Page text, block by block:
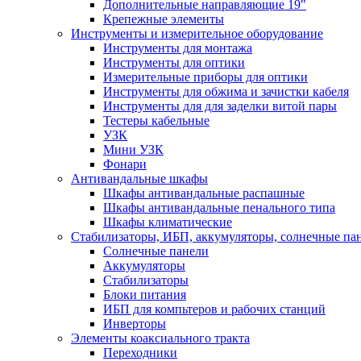
Дополнительные направляющие 19"
Крепежные элементы
Инструменты и измерительное оборудование
Инструменты для монтажа
Инструменты для оптики
Измерительные приборы для оптики
Инструменты для обжима и зачистки кабеля
Инструменты для для заделки витой пары
Тестеры кабельные
УЗК
Мини УЗК
Фонари
Антивандальные шкафы
Шкафы антивандальные распашные
Шкафы антивандальные пенального типа
Шкафы климатические
Стабилизаторы, ИБП, аккумуляторы, солнечные
Солнечные панели
Аккумуляторы
Стабилизаторы
Блоки питания
ИБП для компьтеров и рабочих станций
Инверторы
Элементы коаксиального тракта
Переходники